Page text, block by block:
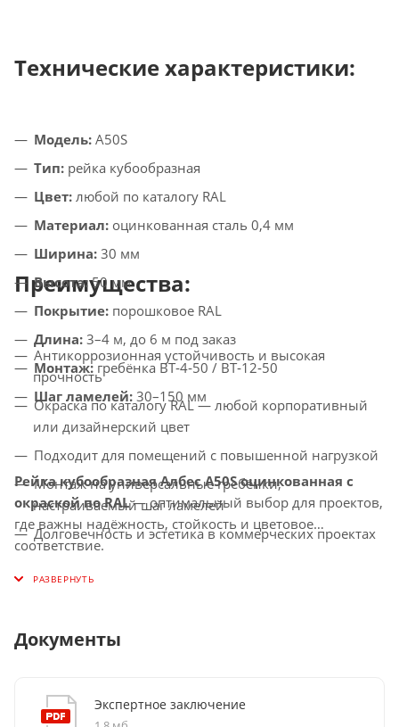
Технические характеристики:
Модель: A50S
Тип: рейка кубообразная
Цвет: любой по каталогу RAL
Материал: оцинкованная сталь 0,4 мм
Ширина: 30 мм
Высота:50 мм
Покрытие: порошковое RAL
Длина: 3–4 м, до 6 м под заказ
Монтаж: гребёнка BT‑4‑50 / BT‑12‑50
Шаг ламелей: 30–150 мм
Преимущества:
Антикоррозионная устойчивость и высокая
прочность
Окраска по каталогу RAL — любой корпоративный
или дизайнерский цвет
Подходит для помещений с повышенной нагрузкой
Монтаж на универсальные гребёнки,
настраиваемый шаг ламелей
Долговечность и эстетика в коммерческих проектах
Рейка кубообразная Албес A50S оцинкованная с
окраской по RAL— оптимальный выбор для проектов,
где важны надёжность, стойкость и цветовое
соответствие.
Документы
Экспертное заключение